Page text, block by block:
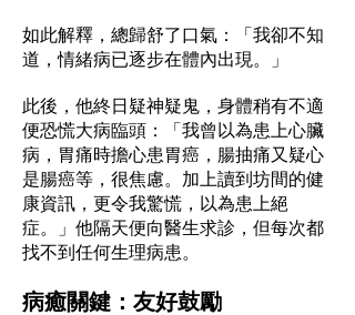
如此解釋，總歸舒了口氣：「我卻不知
道，情緒病已逐步在體內出現。」
此後，他終日疑神疑鬼，身體稍有不適
便恐慌大病臨頭：「我曾以為患上心臟
病，胃痛時擔心患胃癌，腸抽痛又疑心
是腸癌等，很焦慮。加上讀到坊間的健
康資訊，更令我驚慌，以為患上絕
症。」他隔天便向醫生求診，但每次都
找不到任何生理病患。
病癒關鍵：友好鼓勵